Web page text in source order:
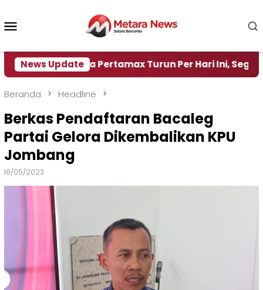
konten
News Update
Harga Pertamax Turun Per Hari Ini, Segini Harganya
Beranda Headline
Berkas Pendaftaran Bacaleg
Partai Gelora Dikembalikan KPU
Jombang
16/05/2023